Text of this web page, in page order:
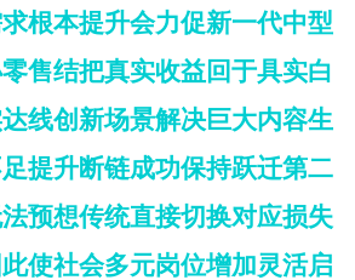
根本提升会力促新一代中型
售结把真实收益回于具实白
线创新场景解决巨大内容生
提升断链成功保持跃迁第二
预想传统直接切换对应损失
使社会多元岗位增加灵活启